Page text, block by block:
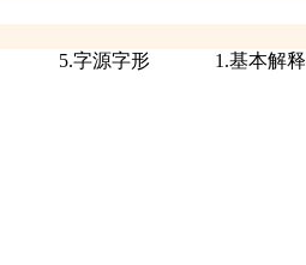
5.字源字形 1.基本解释